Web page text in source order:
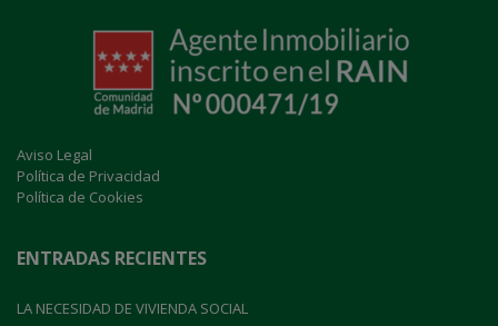
Aviso Legal
Política de Privacidad
Política de Cookies
ENTRADAS RECIENTES
LA NECESIDAD DE VIVIENDA SOCIAL